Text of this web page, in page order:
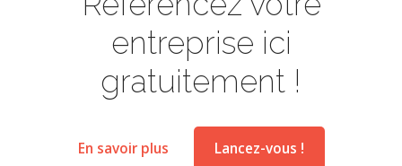
entreprise ici
gratuitement !
En savoir plus Lancez-vous !